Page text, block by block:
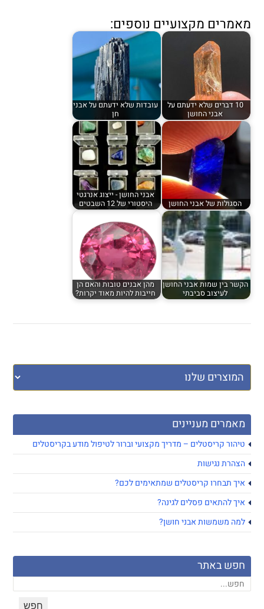
מאמרים מעניינים
טיהור קריסטלים – מדריך מקצועי וברור לטיפול מודע בקריסטלים
הצהרת נגישות
איך תבחרו קריסטלים שמתאימים לכם?
איך להתאים פסלים לגינה?
למה משמשות אבני חושן?
חפש באתר
מאמרים מקצועיים נוספים:
10 דברים שלא ידעתם על
אבני החושן
עובדות שלא ידעתם על אבני
חן
הסגולות של אבני החושן
אבני החושן - ייצוג אנרגטי
היסטורי של 12 השבטים
הקשר בין שמות אבני החושן
לעיצוב סביבתי
מהן אבנים טובות והאם הן
חייבות להיות מאוד יקרות?